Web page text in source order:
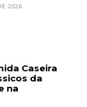
2026
Caseira
da
na